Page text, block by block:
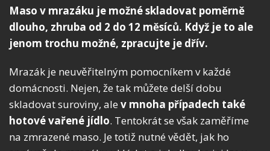
Maso v mrazáku je možné skladovat poměrně
dlouho, zhruba od 2 do 12 měsíců. Když je to ale
jenom trochu možné, zpracujte je dřív.
Mrazák je neuvěřitelným pomocníkem v každé
domácnosti. Nejen, že tak můžete delší dobu
skladovat suroviny, ale v mnoha případech také
hotové vařené jídlo. Tentokrát se však zaměříme
na zmrazené maso. Je totiž nutné vědět, jak ho